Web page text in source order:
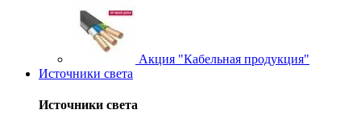
Акция "Кабельная продукция"
Источники света
Источники света